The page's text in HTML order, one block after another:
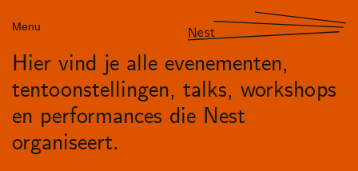
Menu Nest
Hier vind je alle evenementen,
tentoonstellingen, talks, workshops
en performances die Nest
organiseert.